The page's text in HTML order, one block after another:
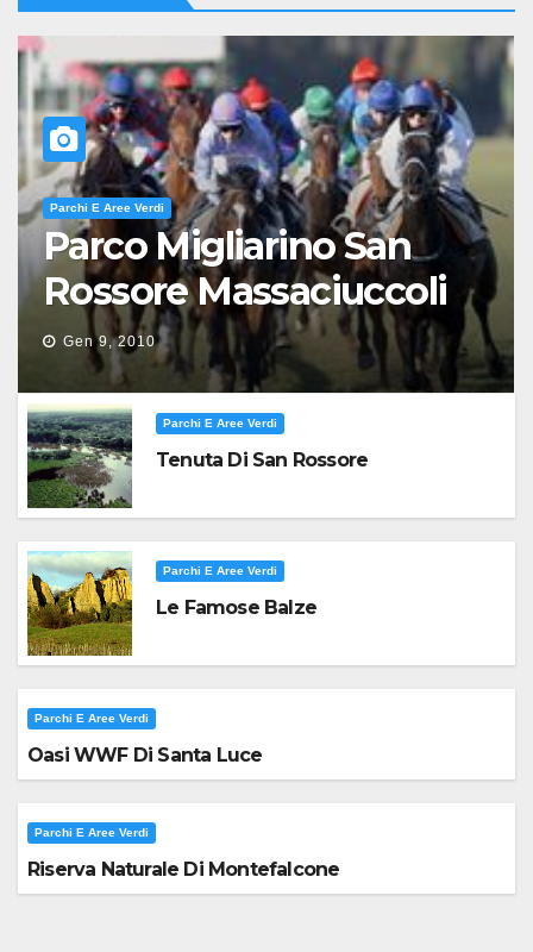
Parchi E Aree Verdi
Parco Migliarino San
Rossore Massaciuccoli
Gen 9, 2010
Parchi E Aree Verdi
Tenuta Di San Rossore
Parchi E Aree Verdi
Le Famose Balze
Parchi E Aree Verdi
Oasi WWF Di Santa Luce
Parchi E Aree Verdi
Riserva Naturale Di Montefalcone